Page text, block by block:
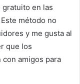
en las
Este método no
y me gusta al
que los
amigos para